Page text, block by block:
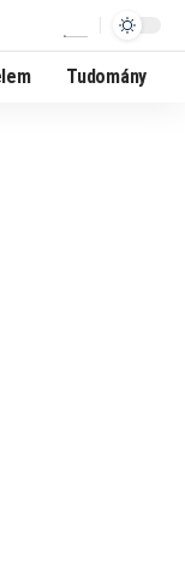
Tudomány